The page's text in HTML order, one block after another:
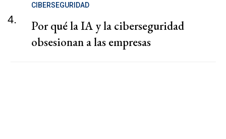
4.
CIBERSEGURIDAD
Por qué la IA y la ciberseguridad
obsesionan a las empresas